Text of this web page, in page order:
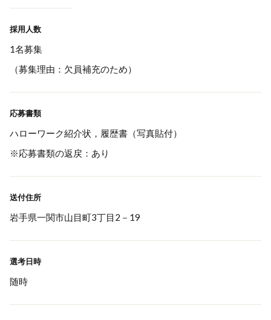
採用人数
1名募集
（募集理由：欠員補充のため）
応募書類
ハローワーク紹介状，履歴書（写真貼付）
※応募書類の返戻：あり
送付住所
岩手県一関市山目町3丁目2－19
選考日時
随時